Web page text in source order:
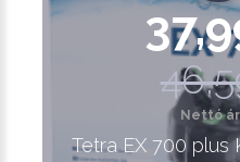
Nettó ár:
Tetra EX 700